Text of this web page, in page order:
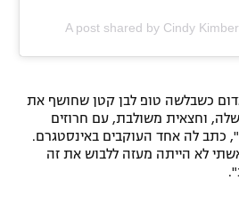
A post shared by Cindy
כשבלשה טופ לבן קטן שחושף את
וחצאית משולבת, עם חרוזים
כתב לה אחד העוקבים באינסטגרם.
לא הייתה מעזה ללבוש את זה